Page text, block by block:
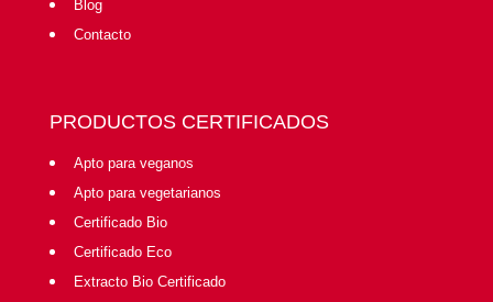
Blog
Contacto
PRODUCTOS CERTIFICADOS
Apto para veganos
Apto para vegetarianos
Certificado Bio
Certificado Eco
Extracto Bio Certificado